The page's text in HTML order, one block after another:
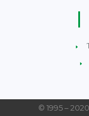
© 1995 –